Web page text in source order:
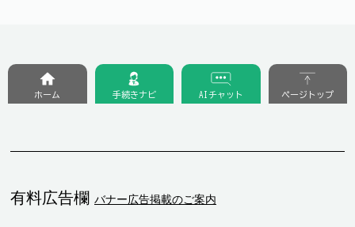
有料広告欄 バナー広告掲載のご案内
ホーム 手続きナビ AIチャット ページトップ